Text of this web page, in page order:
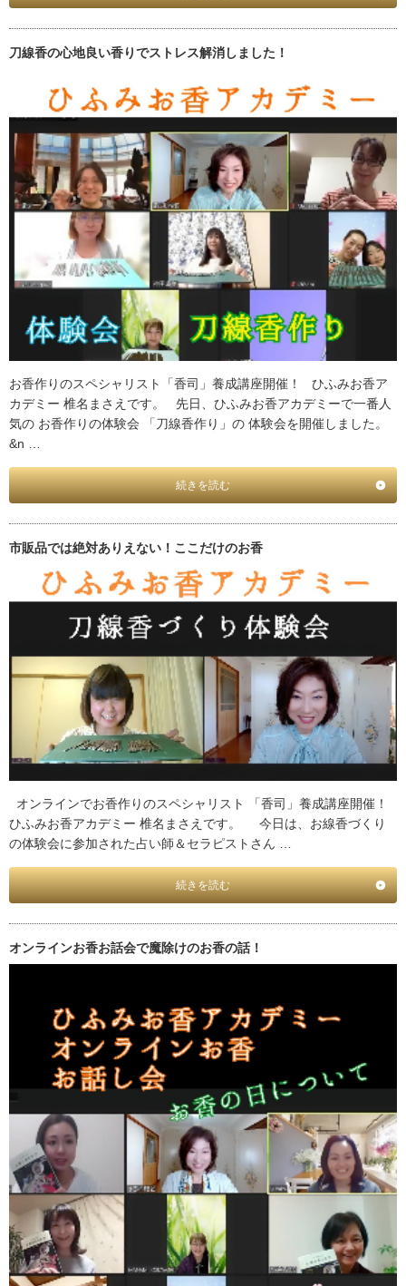
刀線香の心地良い香りでストレス解消しました！
お香作りのスペシャリスト「香司」養成講座開催！ ひふみお香ア
カデミー 椎名まさえです。 先日、ひふみお香アカデミーで一番人
気の お香作りの体験会 「刀線香作り」の 体験会を開催しました。
&n …
続きを読む
市販品では絶対ありえない！ここだけのお香
オンラインでお香作りのスペシャリスト 「香司」養成講座開催！
ひふみお香アカデミー 椎名まさえです。 今日は、お線香づくり
の体験会に参加された占い師＆セラピストさん …
続きを読む
オンラインお香お話会で魔除けのお香の話！